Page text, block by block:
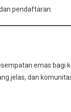
pendaftaran.
emas bagi
jelas, dan